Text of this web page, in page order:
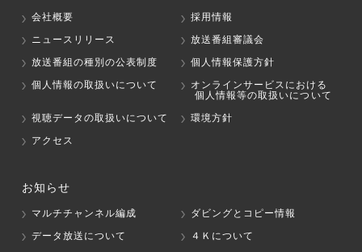
会社概要
採用情報
ニュースリリース
放送番組審議会
放送番組の種別の公表制度
個人情報保護方針
個人情報の取扱いについて
オンラインサービスにおける
個人情報等の取扱いについて
視聴データの取扱いについて
環境方針
アクセス
お知らせ
マルチチャンネル編成
ダビングとコピー情報
データ放送について
４Ｋについて